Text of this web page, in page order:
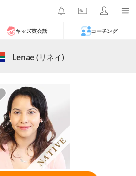
キッズ英会話 コーチング
Lenae(リネイ)